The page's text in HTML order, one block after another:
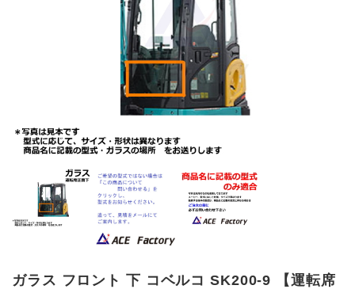
ガラス フロント 下 コベルコ SK200-9 【運転席